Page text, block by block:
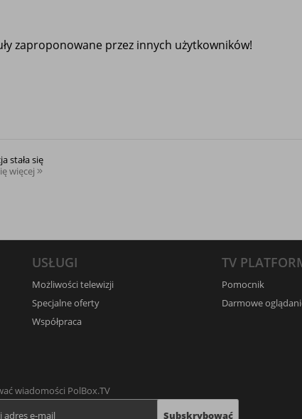
zaproponowane przez innych użytkowników!
stała się
więcej
USŁUGI
Możliwości telewizji
Specjalne oferty
Współpraca
TV
Pomocnik
Darmowe
wiadomości PolBox.TV
Subskrybować